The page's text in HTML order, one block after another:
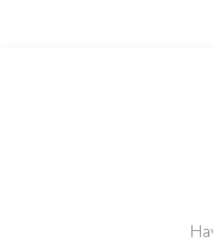
Bu
Ürün resmi kalitesiz,
Ürün
Ürün bilgilerinde